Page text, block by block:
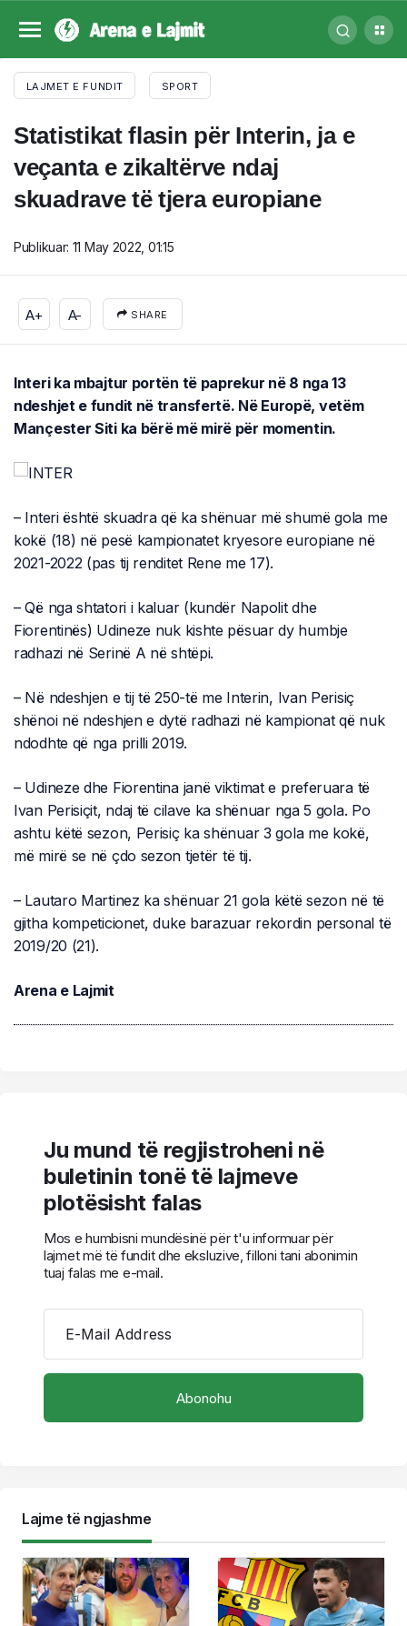
LAJMET E FUNDIT SPORT
Statistikat flasin për Interin, ja e
veçanta e zikaltërve ndaj
skuadrave të tjera europiane
Publikuar: 11 May 2022, 01:15
A+ A- SHARE
Interi ka mbajtur portën të paprekur në 8 nga 13
ndeshjet e fundit në transfertë. Në Europë, vetëm
Mançester Siti ka bërë më mirë për momentin.
– Interi është skuadra që ka shënuar më shumë gola me
kokë (18) në pesë kampionatet kryesore europiane në
2021-2022 (pas tij renditet Rene me 17).
– Që nga shtatori i kaluar (kundër Napolit dhe
Fiorentinës) Udineze nuk kishte pësuar dy humbje
radhazi në Serinë A në shtëpi.
– Në ndeshjen e tij të 250-të me Interin, Ivan Perisiç
shënoi në ndeshjen e dytë radhazi në kampionat që nuk
ndodhte që nga prilli 2019.
– Udineze dhe Fiorentina janë viktimat e preferuara të
Ivan Perisiçit, ndaj të cilave ka shënuar nga 5 gola. Po
ashtu këtë sezon, Perisiç ka shënuar 3 gola me kokë,
më mirë se në çdo sezon tjetër të tij.
– Lautaro Martinez ka shënuar 21 gola këtë sezon në të
gjitha kompeticionet, duke barazuar rekordin personal të
2019/20 (21).
Arena e Lajmit
Ju mund të regjistroheni në
buletinin tonë të lajmeve
plotësisht falas
Mos e humbisni mundësinë për t'u informuar për
lajmet më të fundit dhe eksluzive, filloni tani abonimin
tuaj falas me e-mail.
E-Mail Address
Lajme të ngjashme